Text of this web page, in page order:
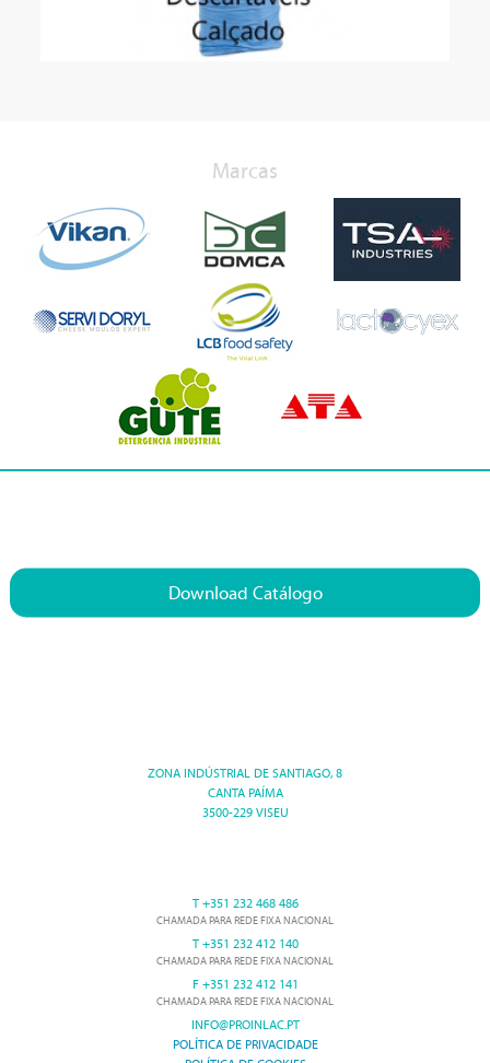
Marcas
Download Catálogo
ZONA INDÚSTRIAL DE SANTIAGO, 8
CANTA PAÍMA
3500-229 VISEU
T +351 232 468 486
CHAMADA PARA REDE FIXA NACIONAL
T +351 232 412 140
CHAMADA PARA REDE FIXA NACIONAL
F +351 232 412 141
CHAMADA PARA REDE FIXA NACIONAL
INFO@PROINLAC.PT
POLÍTICA DE PRIVACIDADE